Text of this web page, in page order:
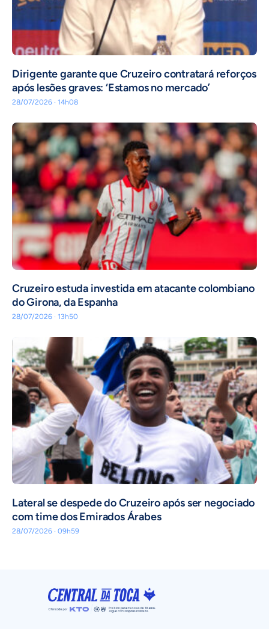
Dirigente garante que Cruzeiro contratará reforços
após lesões graves: ‘Estamos no mercado’
28/07/2026 · 14h08
Cruzeiro estuda investida em atacante colombiano
do Girona, da Espanha
28/07/2026 · 13h50
Lateral se despede do Cruzeiro após ser negociado
com time dos Emirados Árabes
28/07/2026 · 09h59